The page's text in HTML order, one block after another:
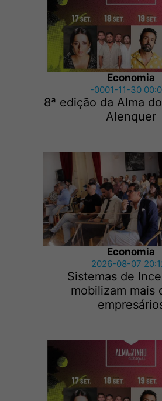
Economia
-0001-11-30
8ª edição da Alma
Alenquer
Economia
2026-08-07
Sistemas de
mobilizam mais